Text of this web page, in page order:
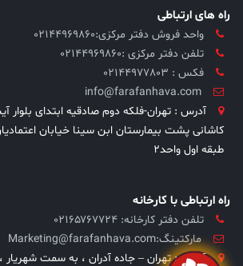
راه های ارتباطی
واحد فروش دفتر مرکزی:۰۲۱۴۴۹۶۹۸۶۰
تلفن دفتر مرکزی :02144969860
فکس : 02144977803
info@farafanhava.com
آدرس : تهران-فلکه دوم صادقیه ابتدای بلوار
طبقه اول واحد۲
راه ارتباطی با کارخانه
تلفن دفتر کارخانه: ۰۲۱۶۵۷۶۷۷۲۴
مارکتینگ:Marketing@farafanhava.com
آدرس : تهران – جاده آدران ، به سمت شهریار